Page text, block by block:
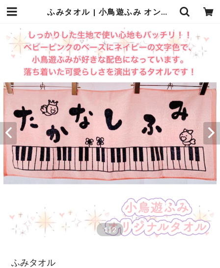
ふみタオル | 小鳥遊ふみ オンラインショップ
1| 2
ふみタオル